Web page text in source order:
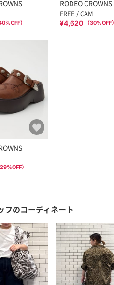
%OFF）
RODEO CROWNS
FREE / CAM
¥4,620 （30%OFF）
29%OFF）
フのコーディネート